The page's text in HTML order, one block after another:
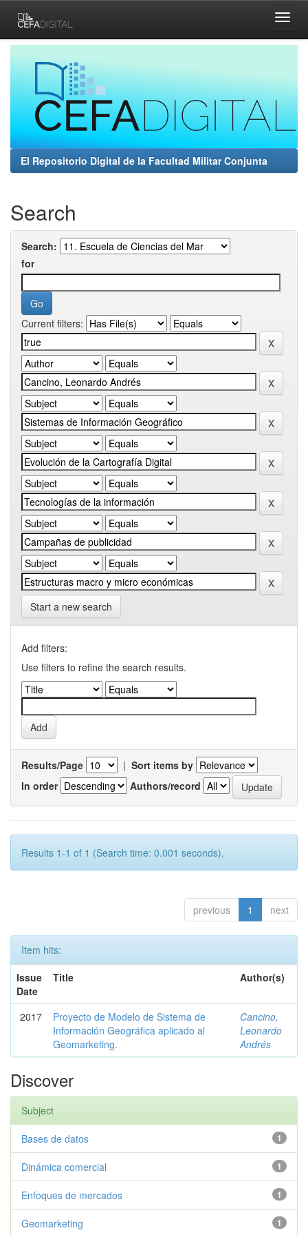
navigation
El Repositorio Digital de la Facultad Militar Conjunta
Search
Search:
for
Current filters:
Start a new search
Add filters:
Use filters to refine the search results.
Results/Page | Sort items by
In order
Authors/record
Results 1-1 of 1 (Search time: 0.001 seconds).
previous 1 next
Item hits:
Issue
Date
Title Author(s)
2017
Proyecto de Modelo de Sistema de
Información Geográfica aplicado al
Geomarketing.
Cancino,
Leonardo
Andrés
Discover
Subject
1
Bases de datos
1
Dinámica comercial
1
Enfoques de mercados
1
Geomarketing